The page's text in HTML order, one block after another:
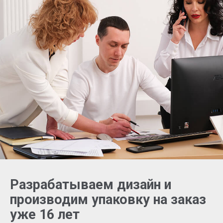
Разрабатываем дизайн и
производим упаковку на заказ
уже 16 лет